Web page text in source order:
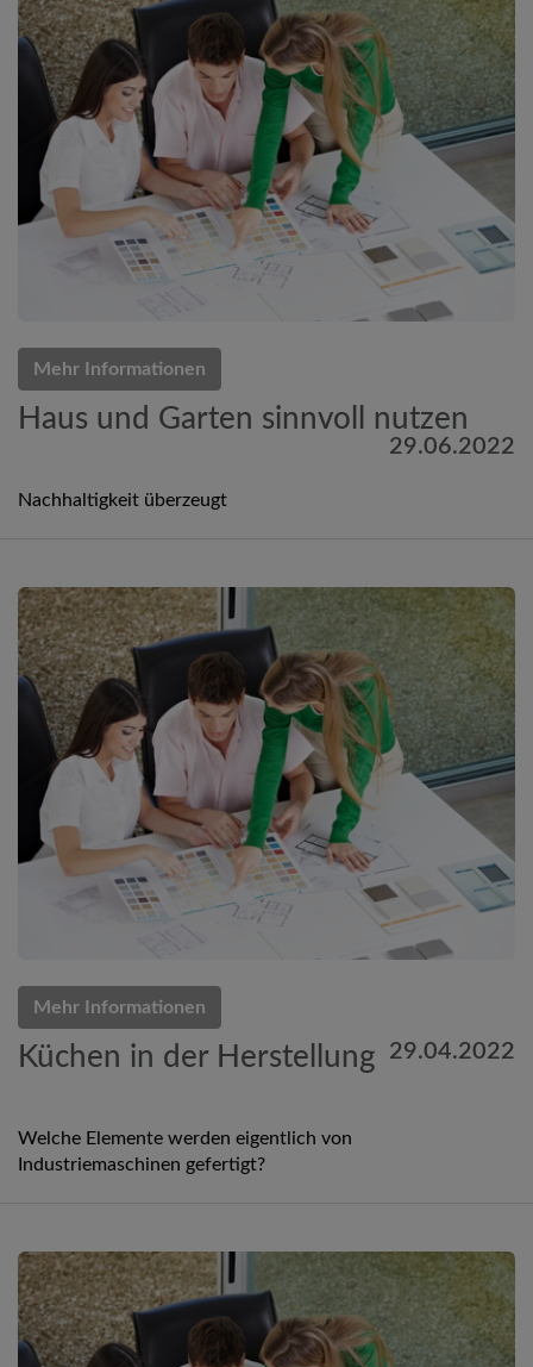
Mehr Informationen
Haus und Garten sinnvoll nutzen
29.06.2022
Nachhaltigkeit überzeugt
Mehr Informationen
Küchen in der Herstellung 29.04.2022
Welche Elemente werden eigentlich von
Industriemaschinen gefertigt?